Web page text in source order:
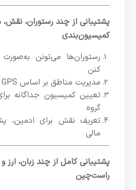
پشتیبانی از چند رستوران،
کمیسیون‌بندی
رستوران‌ها می‌تونن
کنن
مدیریت مناطق بر اساس GPS و شعاع سفارش
تعیین کمیسیون جداگانه
گروه
تعریف نقش برای ادمین،
مالی
پشتیبانی کامل از چند زبان، ارز و
راست‌چین